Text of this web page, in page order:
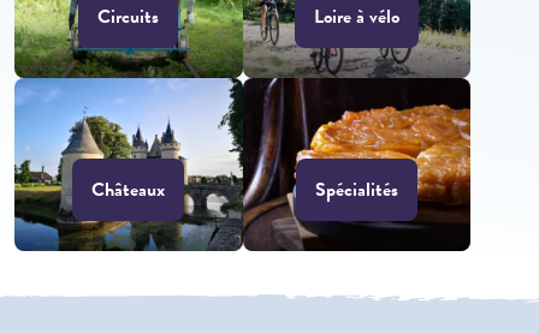
Circuits Loire à vélo
Châteaux Spécialités